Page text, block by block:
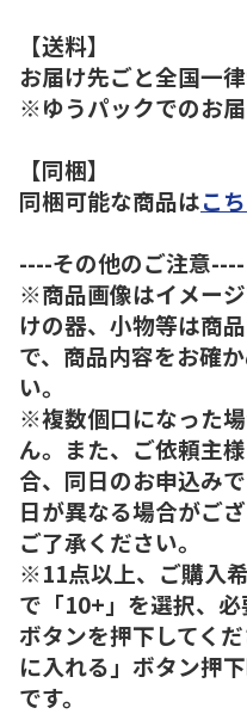
【送料】
お届け先ごと全国一律
※ゆうパックでのお届
【同梱】
同梱可能な商品はこ
----その他のご注意----
※商品画像はイメー
けの器、小物等は商
で、商品内容をお確
い。
※複数個口になった
ん。また、ご依頼主
合、同日のお申込み
日が異なる場合がご
ご了承ください。
※11点以上、ご購入
で「10+」を選択、必
ボタンを押下してく
に入れる」ボタン押
です。